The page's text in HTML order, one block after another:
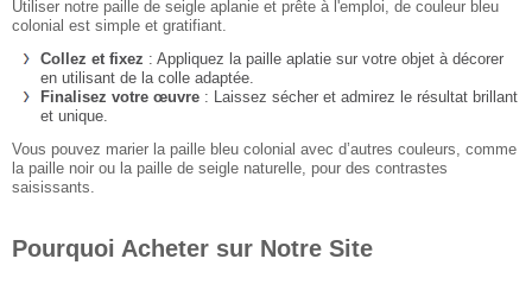
Utiliser notre paille de seigle aplanie et prête à l'emploi, de couleur bleu
colonial est simple et gratifiant.
Collez et fixez : Appliquez la paille aplatie sur votre objet à décorer
en utilisant de la colle adaptée.
Finalisez votre œuvre : Laissez sécher et admirez le résultat brillant
et unique.
Vous pouvez marier la paille bleu colonial avec d’autres couleurs, comme
la paille noir ou la paille de seigle naturelle, pour des contrastes
saisissants.
Pourquoi Acheter sur Notre Site